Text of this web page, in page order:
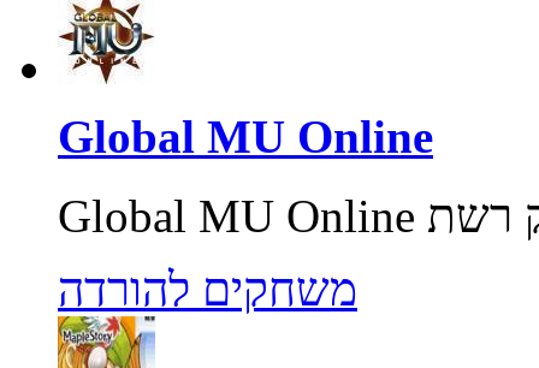
Global MU Online
משחקים להורדה